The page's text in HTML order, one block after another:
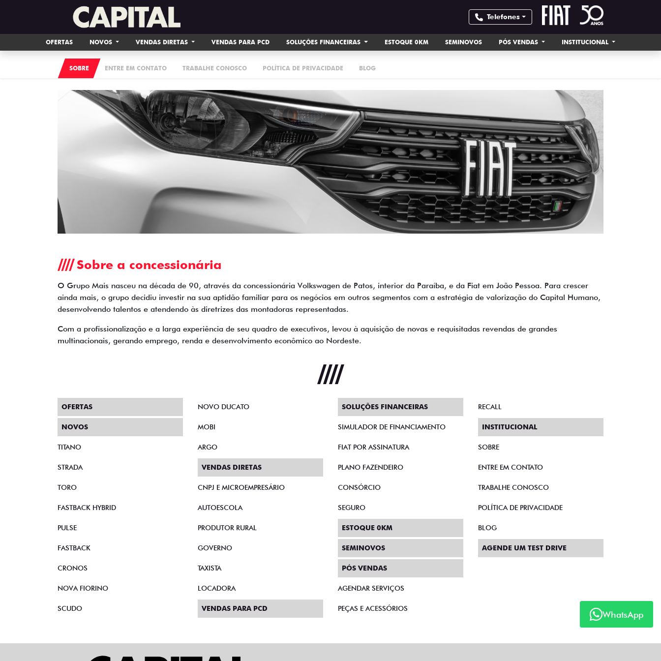
Telefones
OFERTAS NOVOS VENDAS DIRETAS VENDAS PARA PCD SOLUÇÕES FINANCEIRAS ESTOQUE 0KM SEMINOVOS PÓS VENDAS INSTITUCIONAL
SOBRE ENTRE EM CONTATO TRABALHE CONOSCO POLÍTICA DE PRIVACIDADE BLOG
Sobre a concessionária
O Grupo Mais nasceu na década de 90, através da concessionária Volkswagen de Patos, interior da Paraíba, e da Fiat em João Pessoa. Para crescer
ainda mais, o grupo decidiu investir na sua aptidão familiar para os negócios em outros segmentos com a estratégia de valorização do Capital Humano,
desenvolvendo talentos e atendendo às diretrizes das montadoras representadas.
Com a profissionalização e a larga experiência de seu quadro de executivos, levou à aquisição de novas e requisitadas revendas de grandes
multinacionais, gerando emprego, renda e desenvolvimento econômico ao Nordeste.
WhatsApp
OFERTAS
NOVOS
TITANO
STRADA
TORO
FASTBACK HYBRID
PULSE
FASTBACK
CRONOS
NOVA FIORINO
SCUDO
NOVO DUCATO
MOBI
ARGO
VENDAS DIRETAS
CNPJ E MICROEMPRESÁRIO
AUTOESCOLA
PRODUTOR RURAL
GOVERNO
TAXISTA
LOCADORA
VENDAS PARA PCD
SOLUÇÕES FINANCEIRAS
SIMULADOR DE FINANCIAMENTO
FIAT POR ASSINATURA
PLANO FAZENDEIRO
CONSÓRCIO
SEGURO
ESTOQUE 0KM
SEMINOVOS
PÓS VENDAS
AGENDAR SERVIÇOS
PEÇAS E ACESSÓRIOS
RECALL
INSTITUCIONAL
SOBRE
ENTRE EM CONTATO
TRABALHE CONOSCO
POLÍTICA DE PRIVACIDADE
BLOG
AGENDE UM TEST DRIVE